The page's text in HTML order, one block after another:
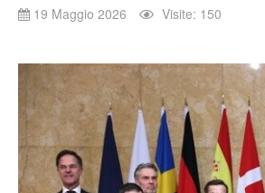
19 Maggio 2026 Visite: 150